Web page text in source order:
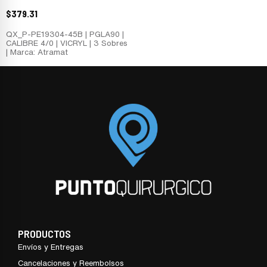
$379.31
QX_P-PE19304-45B | PGLA90 |
CALIBRE 4/0 | VICRYL | 3 Sobres
| Marca: Atramat
PRODUCTOS
Envíos y Entregas
Cancelaciones y Reembolsos